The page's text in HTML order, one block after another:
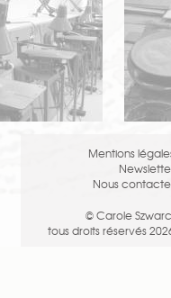
Mentions
Nous
© Carole
tous droits réservés